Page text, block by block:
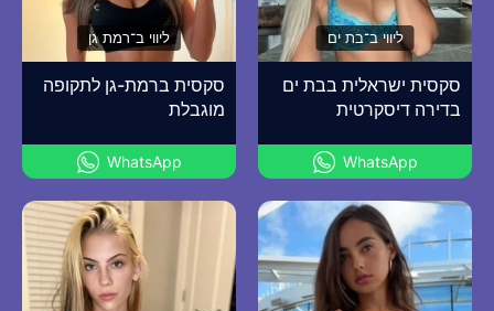
ליווי ב־בת ים
סקסית ישראלית בבת ים
בדירה דיסקרטית
WhatsApp
ליווי ב־רמת גן
סקסית ברמת-גן לתקופה
מוגבלת
WhatsApp